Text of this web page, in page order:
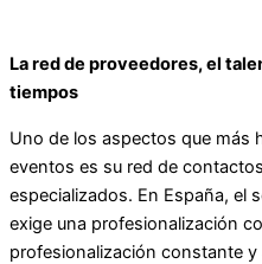
La red de proveedores, el
tiempos
Uno de los aspectos que más
eventos es su red de
especializados. En España, el
exige una profesionalización
profesionalización constante y